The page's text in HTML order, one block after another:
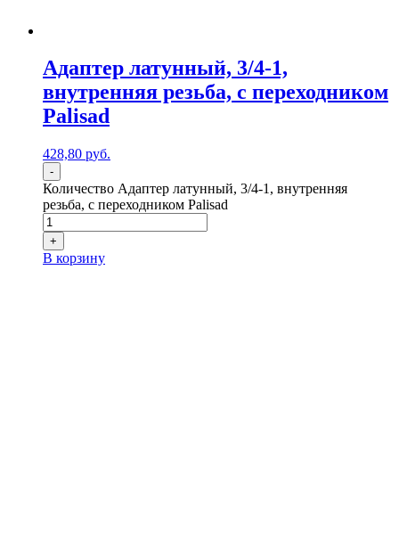
Адаптер латунный, 3/4-1,
внутренняя резьба, с переходником
Palisad
428,80 руб.
-
Количество Адаптер латунный, 3/4-1, внутренняя
резьба, с переходником Palisad
+
В корзину